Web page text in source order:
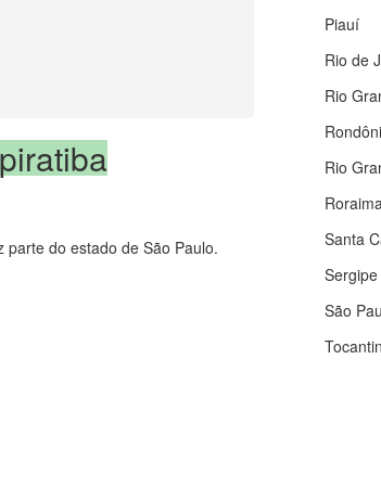
do estado de São Paulo.
Piauí
Rio de
Rio
Rio
Santa
Sergipe
São